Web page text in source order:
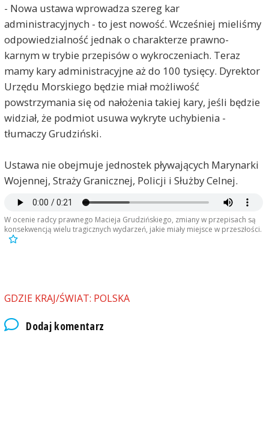
- Nowa ustawa wprowadza szereg kar
administracyjnych - to jest nowość. Wcześniej mieliśmy
odpowiedzialność jednak o charakterze prawno-
karnym w trybie przepisów o wykroczeniach. Teraz
mamy kary administracyjne aż do 100 tysięcy. Dyrektor
Urzędu Morskiego będzie miał możliwość
powstrzymania się od nałożenia takiej kary, jeśli będzie
widział, że podmiot usuwa wykryte uchybienia -
tłumaczy Grudziński.
Ustawa nie obejmuje jednostek pływających Marynarki
Wojennej, Straży Granicznej, Policji i Służby Celnej.
W ocenie radcy prawnego Macieja Grudzińskiego, zmiany w przepisach są
konsekwencją wielu tragicznych wydarzeń, jakie miały miejsce w przeszłości.
GDZIE KRAJ/ŚWIAT: POLSKA
Dodaj komentarz